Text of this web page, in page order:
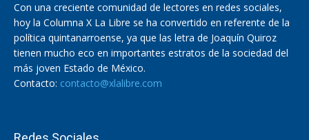
Con una creciente comunidad de lectores en redes sociales,
hoy la Columna X La Libre se ha convertido en referente de la
política quintanarroense, ya que las letra de Joaquín Quiroz
tienen mucho eco en importantes estratos de la sociedad del
más joven Estado de México.
Contacto: contacto@xlalibre.com